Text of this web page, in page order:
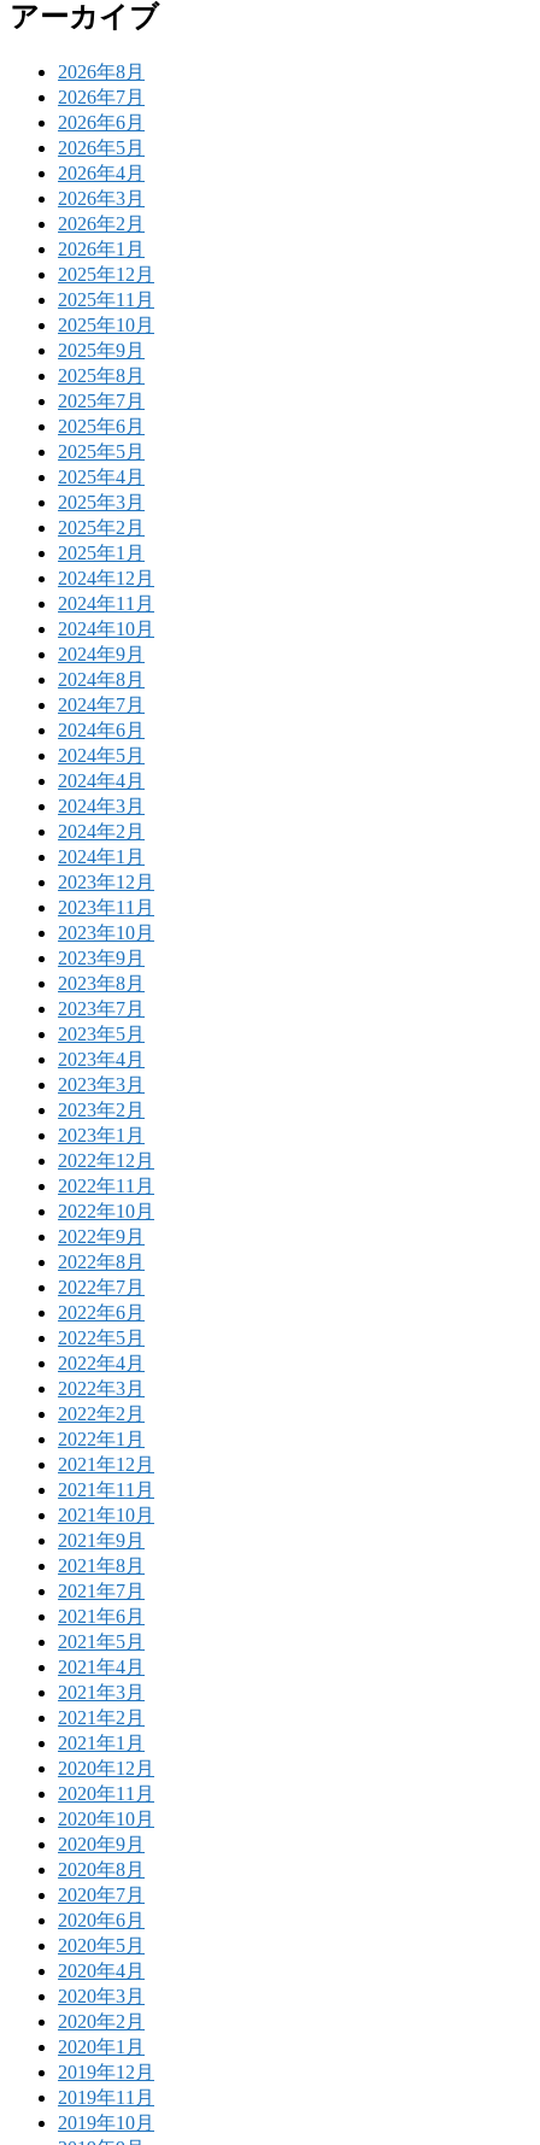
アーカイブ
2026年8月
2026年7月
2026年6月
2026年5月
2026年4月
2026年3月
2026年2月
2026年1月
2025年12月
2025年11月
2025年10月
2025年9月
2025年8月
2025年7月
2025年6月
2025年5月
2025年4月
2025年3月
2025年2月
2025年1月
2024年12月
2024年11月
2024年10月
2024年9月
2024年8月
2024年7月
2024年6月
2024年5月
2024年4月
2024年3月
2024年2月
2024年1月
2023年12月
2023年11月
2023年10月
2023年9月
2023年8月
2023年7月
2023年5月
2023年4月
2023年3月
2023年2月
2023年1月
2022年12月
2022年11月
2022年10月
2022年9月
2022年8月
2022年7月
2022年6月
2022年5月
2022年4月
2022年3月
2022年2月
2022年1月
2021年12月
2021年11月
2021年10月
2021年9月
2021年8月
2021年7月
2021年6月
2021年5月
2021年4月
2021年3月
2021年2月
2021年1月
2020年12月
2020年11月
2020年10月
2020年9月
2020年8月
2020年7月
2020年6月
2020年5月
2020年4月
2020年3月
2020年2月
2020年1月
2019年12月
2019年11月
2019年10月